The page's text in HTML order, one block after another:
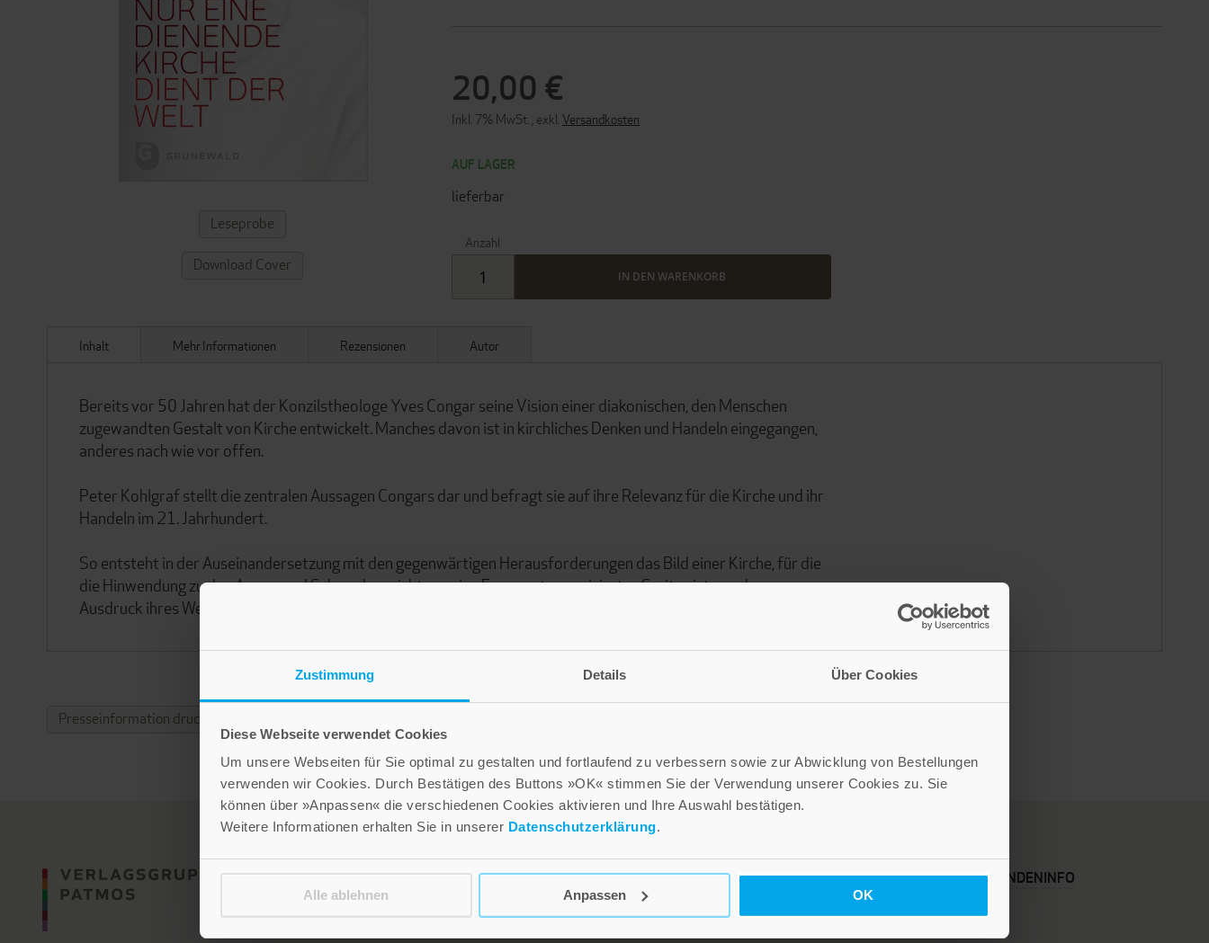
Zustimmung Details Über Cookies
Diese Webseite verwendet Cookies
Um unsere Webseiten für Sie optimal zu gestalten und fortlaufend zu verbessern sowie zur Abwicklung von Bestellungen
verwenden wir Cookies. Durch Bestätigen des Buttons »OK« stimmen Sie der Verwendung unserer Cookies zu. Sie
können über »Anpassen« die verschiedenen Cookies aktivieren und Ihre Auswahl bestätigen.
Weitere Informationen erhalten Sie in unserer Datenschutzerklärung.
Alle ablehnen Anpassen OK
20,00 €
Inkl. 7% MwSt. , exkl. Versandkosten
AUF LAGER
lieferbar
Anzahl
IN DEN WARENKORB
ZUM
ANFANG
BILDERGALERIE
Leseprobe
Download Cover
Inhalt
Bereits vor 50 Jahren hat der Konzilstheologe Yves Congar seine Vision einer diakonischen, den Menschen
zugewandten Gestalt von Kirche entwickelt. Manches davon ist in kirchliches Denken und Handeln eingegangen,
anderes nach wie vor offen.
Peter Kohlgraf stellt die zentralen Aussagen Congars dar und befragt sie auf ihre Relevanz für die Kirche und ihr
Handeln im 21. Jahrhundert.
So entsteht in der Auseinandersetzung mit den gegenwärtigen Herausforderungen das Bild einer Kirche, für die
die Hinwendung zu den Armen und Schwachen nicht nur eine Frage gut organisierter Caritas ist, sondern
Ausdruck ihres Wesens: Denn nur eine dienende und arme Kirche ist eine glaubwürdige Kirche.
Mehr Informationen Rezensionen Autor
Presseinformation drucken
LEBE GUT MAGAZIN NEWSLETTER KARRIERE KUNDENINFO